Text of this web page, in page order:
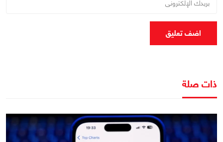
اضف تعليق
ذات صلة